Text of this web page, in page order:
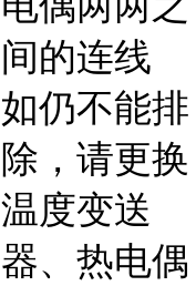
间的连线
如仍不能排
除，请更换
温度变送
器、热电偶